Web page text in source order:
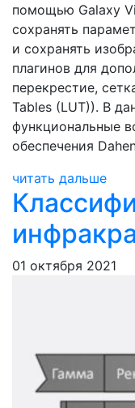
помощью Galaxy
сохранять
и сохранять
плагинов для
перекрестие,
Tables (LUT)). В
функциональные
обеспечения
читать дальше
01 октября 2021